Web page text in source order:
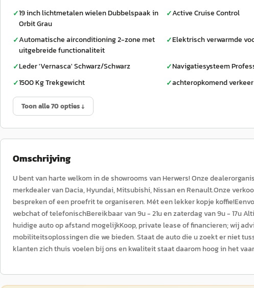
✓19 inch lichtmetalen wielen Dubbelspaak in
Orbit Grau
✓Active Cruise Control
✓Automatische airconditioning 2-zone met
uitgebreide functionaliteit
✓Elektrisch verwarmde
✓Leder 'Vernasca' Schwarz/Schwarz ✓Navigatiesysteem
✓1500 Kg Trekgewicht ✓achteropkomend
Toon alle 70 opties ↓
Omschrijving
U bent van harte welkom in de showrooms van Herwers! Onze
merkdealer van Dacia, Hyundai, Mitsubishi, Nissan en Renault.Onze
bespreken of een proefrit te organiseren. Mét een lekker kopje
webchat of telefonischBereikbaar van 9u - 21u en zaterdag van 9u - 17u
huidige auto op afstand mogelijkKoop, private lease of financieren; wij
mobiliteitsoplossingen die we bieden. Staat de auto die u zoekt er niet
klanten zich thuis voelen bij ons en kwaliteit staat daarom hoog in het